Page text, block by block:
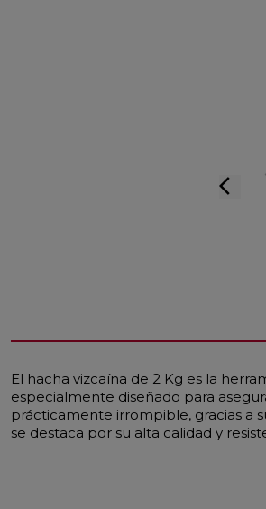
arrow_back_ios
El hacha vizcaína de 2 Kg es la
especialmente diseñado para
prácticamente irrompible, gracias a
se destaca por su alta calidad y